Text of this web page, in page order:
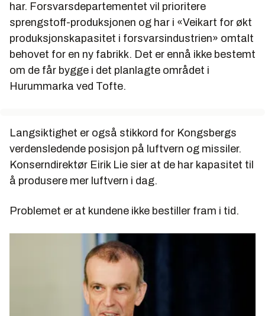
har. Forsvarsdepartementet vil prioritere
sprengstoff-produksjonen og har i «Veikart for økt
produksjonskapasitet i forsvarsindustrien» omtalt
behovet for en ny fabrikk. Det er ennå ikke bestemt
om de får bygge i det planlagte området i
Hurummarka ved Tofte.
Langsiktighet er også stikkord for Kongsbergs
verdensledende posisjon på luftvern og missiler.
Konserndirektør Eirik Lie sier at de har kapasitet til
å produsere mer luftvern i dag.
Problemet er at kundene ikke bestiller fram i tid.